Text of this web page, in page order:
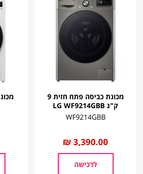
מכונת כביסה פתח חזית ‏9
ק"ג ⁦LG WF9214GBB⁩
WF9214GBB⁩
החל
מ
3,390.00 ₪
לרכישה